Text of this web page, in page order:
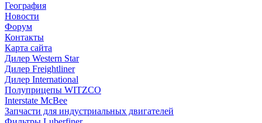
География
Новости
Форум
Контакты
Карта сайта
Дилер Western Star
Дилер Freightliner
Дилер International
Полуприцепы WITZCO
Interstate McBee
Запчасти для индустриальных двигателей